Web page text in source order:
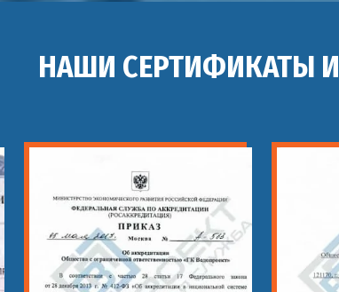
НАШИ СЕРТИФИКАТЫ